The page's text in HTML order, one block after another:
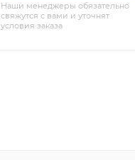
Наши менеджеры обязательно
свяжутся с вами и уточнят
условия заказа